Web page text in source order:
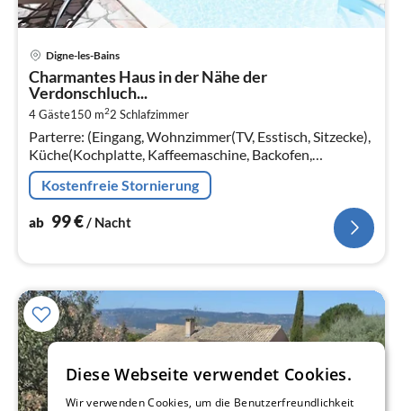
Digne-les-Bains
Charmantes Haus in der Nähe der
Verdonschluch...
4 Gäste150 m22 Schlafzimmer
Parterre: (Eingang, Wohnzimmer(TV, Esstisch, Sitzecke),
Küche(Kochplatte, Kaffeemaschine, Backofen,
Mikrowelle, Spülmaschine, Kühl-/Gefrierkombination)
Kostenfreie Stornierung
ab 99€ / Nacht
Diese Webseite verwendet Cookies.
Wir verwenden Cookies, um die Benutzerfreundlichkeit